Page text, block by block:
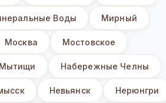
Воды Мирный
Москва Мостовское
Мытищи Набережные Челны
Невьянск Нерюнгри